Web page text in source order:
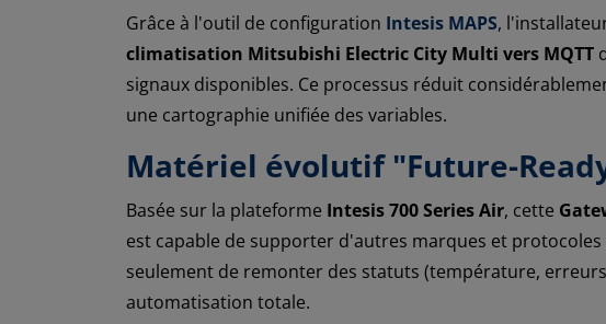
Grâce à l'outil de configuration Intesis MAPS,
climatisation Mitsubishi Electric City Multi vers MQTT
signaux disponibles. Ce processus réduit
une cartographie unifiée des variables.
Matériel évolutif "Future-
Basée sur la plateforme Intesis 700 Series Air, cette
est capable de supporter d'autres marques et
seulement de remonter des statuts (température,
automatisation totale.